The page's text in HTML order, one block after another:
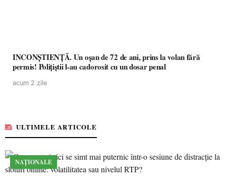
INCONȘTIENȚĂ. Un oșan de 72 de ani, prins la volan fără
permis! Polițiștii l-au cadorosit cu un dosar penal
acum 2 zile
ULTIMELE ARTICOLE
NAȚIONALE